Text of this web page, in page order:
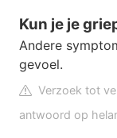
Kun je je
Andere
gevoel.
Verzoek tot
antwoord op